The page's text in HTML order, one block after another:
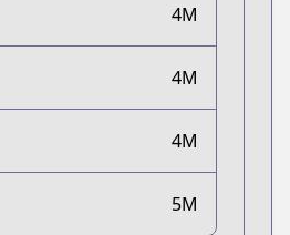
4M
4M
4M
5M